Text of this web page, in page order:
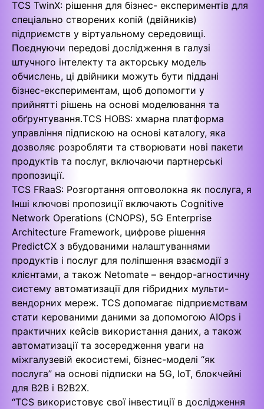
TCS TwinX: рішення для бізнес- експериментів для
спеціально створених копій (двійників)
підприємств у віртуальному середовищі.
Поєднуючи передові дослідження в галузі
штучного інтелекту та акторську модель
обчислень, ці двійники можуть бути піддані
бізнес-експериментам, щоб допомогти у
прийнятті рішень на основі моделювання та
обґрунтування.TCS HOBS: хмарна платформа
управління підпискою на основі каталогу, яка
дозволяє розробляти та створювати нові пакети
продуктів та послуг, включаючи партнерські
пропозиції.
TCS FRaaS: Розгортання оптоволокна як послуга,
Інші ключові пропозиції включають Cognitive
Network Operations (CNOPS), 5G Enterprise
Architecture Framework, цифрове рішення
PredictCX з вбудованими налаштуваннями
продуктів і послуг для поліпшення взаємодії з
клієнтами, а також Netomate – вендор-агностичну
систему автоматизації для гібридних мульти-
вендорних мереж. TCS допомагає підприємствам
стати керованими даними за допомогою AIOps і
практичних кейсів використання даних, а також
автоматизації та зосередження уваги на
міжгалузевій екосистемі, бізнес-моделі “як
послуга” на основі підписки на 5G, IoT, блокчейні
для B2B і B2B2X.
“TCS використовує свої інвестиції в дослідження